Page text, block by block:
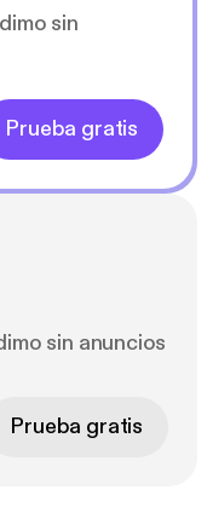
sin
Prueba gratis
sin anuncios
Prueba gratis